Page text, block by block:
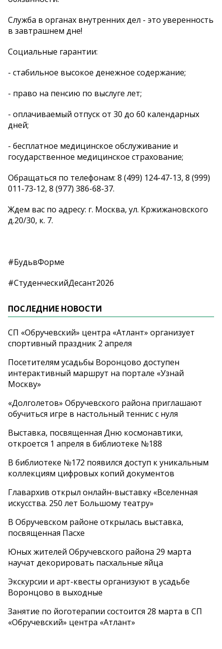
Служба в органах внутренних дел - это уверенность
в завтрашнем дне!
Социальные гарантии:
- стабильное высокое денежное содержание;
- право на пенсию по выслуге лет;
- оплачиваемый отпуск от 30 до 60 календарных
дней;
- бесплатное медицинское обслуживание и
государственное медицинское страхование;
Обращаться по телефонам: 8 (499) 124-47-13, 8 (999)
011-73-12, 8 (977) 386-68-37.
Ждем вас по адресу: г. Москва, ул. Кржижановского
д.20/30, к. 7.
#БудьвФорме
#СтуденческийДесант2026
ПОСЛЕДНИЕ НОВОСТИ
СП «Обручевский» центра «Атлант» организует
спортивный праздник 2 апреля
Посетителям усадьбы Воронцово доступен
интерактивный маршрут на портале «Узнай
Москву»
«Долголетов» Обручевского района приглашают
обучиться игре в настольный теннис с нуля
Выставка, посвященная Дню космонавтики,
откроется 1 апреля в библиотеке №188
В библиотеке №172 появился доступ к уникальным
коллекциям цифровых копий документов
Главархив открыл онлайн-выставку «Вселенная
искусства. 250 лет Большому театру»
В Обручевском районе открылась выставка,
посвященная Пасхе
Юных жителей Обручевского района 29 марта
научат декорировать пасхальные яйца
Экскурсии и арт-квесты организуют в усадьбе
Воронцово в выходные
Занятие по йоготерапии состоится 28 марта в СП
«Обручевский» центра «Атлант»